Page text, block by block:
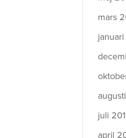
mars
juli
april